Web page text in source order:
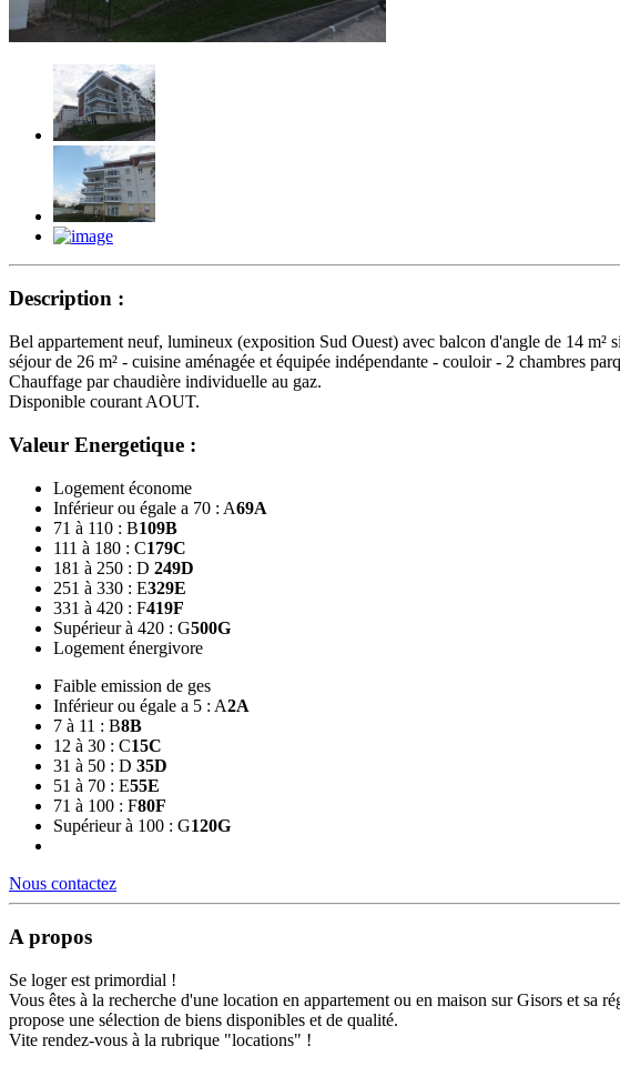
Description :
Bel appartement neuf, lumineux (exposition Sud Ouest) avec balcon d'angle de 14
séjour de 26 m² - cuisine aménagée et équipée indépendante - couloir - 2 chambres
Chauffage par chaudière individuelle au gaz.
Disponible courant AOUT.
Valeur Energetique :
Logement économe
Inférieur ou égale a 70 : A69A
71 à 110 : B109B
111 à 180 : C179C
181 à 250 : D 249D
251 à 330 : E329E
331 à 420 : F419F
Supérieur à 420 : G500G
Logement énergivore
Faible emission de ges
Inférieur ou égale a 5 : A2A
7 à 11 : B8B
12 à 30 : C15C
31 à 50 : D 35D
51 à 70 : E55E
71 à 100 : F80F
Supérieur à 100 : G120G
Nous contactez
A propos
Se loger est primordial !
Vous êtes à la recherche d'une location en appartement ou en maison sur Gisors et
propose une sélection de biens disponibles et de qualité.
Vite rendez-vous à la rubrique "locations" !